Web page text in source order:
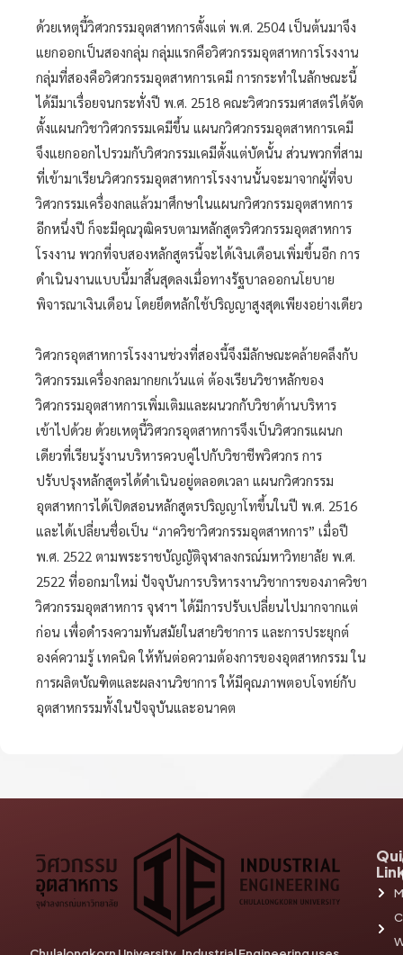
ด้วยเหตุนี้วิศวกรรมอุตสาหการตั้งแต่ พ.ศ. 2504 เป็นต้นมาจึง
แยกออกเป็นสองกลุ่ม กลุ่มแรกคือวิศวกรรมอุตสาหการโรงงาน
กลุ่มที่สองคือวิศวกรรมอุตสาหการเคมี การกระทำในลักษณะนี้
ได้มีมาเรื่อยจนกระทั่งปี พ.ศ. 2518 คณะวิศวกรรมศาสตร์ได้จัด
ตั้งแผนกวิชาวิศวกรรมเคมีขึ้น แผนกวิศวกรรมอุตสาหการเคมี
จึงแยกออกไปรวมกับวิศวกรรมเคมีตั้งแต่บัดนั้น ส่วนพวกที่สาม
ที่เข้ามาเรียนวิศวกรรมอุตสาหการโรงงานนั้นจะมาจากผู้ที่จบ
วิศวกรรมเครื่องกลแล้วมาศึกษาในแผนกวิศวกรรมอุตสาหการ
อีกหนึ่งปี ก็จะมีคุณวุฒิครบตามหลักสูตรวิศวกรรมอุตสาหการ
โรงงาน พวกที่จบสองหลักสูตรนี้จะได้เงินเดือนเพิ่มขึ้นอีก การ
ดำเนินงานแบบนี้มาสิ้นสุดลงเมื่อทางรัฐบาลออกนโยบาย
พิจารณาเงินเดือน โดยยึดหลักใช้ปริญญาสูงสุดเพียงอย่างเดียว
วิศวกรอุตสาหการโรงงานช่วงที่สองนี้จึงมีลักษณะคล้ายคลึงกับ
วิศวกรรมเครื่องกลมากยกเว้นแต่ ต้องเรียนวิชาหลักของ
วิศวกรรมอุตสาหการเพิ่มเติมและผนวกกับวิชาด้านบริหาร
เข้าไปด้วย ด้วยเหตุนี้วิศวกรอุตสาหการจึงเป็นวิศวกรแผนก
เดียวที่เรียนรู้งานบริหารควบคู่ไปกับวิชาชีพวิศวกร การ
ปรับปรุงหลักสูตรได้ดำเนินอยู่ตลอดเวลา แผนกวิศวกรรม
อุตสาหการได้เปิดสอนหลักสูตรปริญญาโทขึ้นในปี พ.ศ. 2516
และได้เปลี่ยนชื่อเป็น “ภาควิชาวิศวกรรมอุตสาหการ” เมื่อปี
พ.ศ. 2522 ตามพระราชบัญญัติจุฬาลงกรณ์มหาวิทยาลัย พ.ศ.
2522 ที่ออกมาใหม่ ปัจจุบันการบริหารงานวิชาการของภาควิชา
วิศวกรรมอุตสาหการ จุฬาฯ ได้มีการปรับเปลี่ยนไปมากจากแต่
ก่อน เพื่อดำรงความทันสมัยในสายวิชาการ และการประยุกต์
องค์ความรู้ เทคนิค ให้ทันต่อความต้องการของอุตสาหกรรม ใน
การผลิตบัณฑิตและผลงานวิชาการ ให้มีคุณภาพตอบโจทย์กับ
อุตสาหกรรมทั้งในปัจจุบันและอนาคต